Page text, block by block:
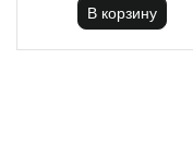
В корзину